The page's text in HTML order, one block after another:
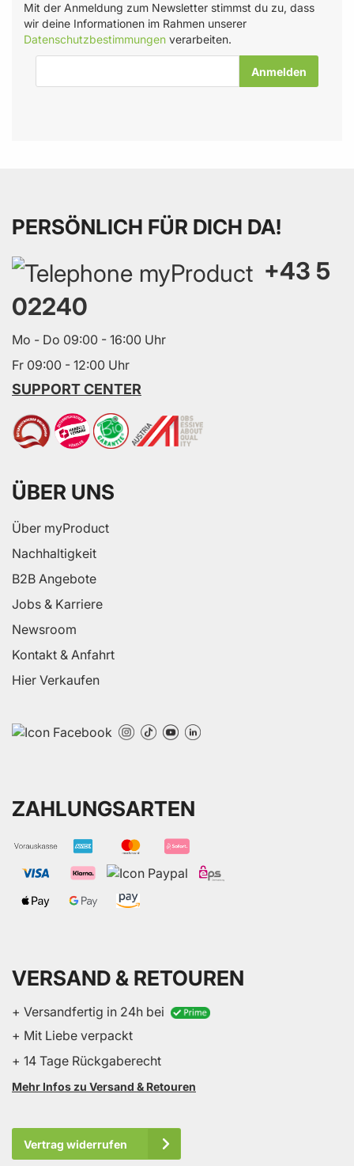
Mit der Anmeldung zum Newsletter stimmst du zu, dass
wir deine Informationen im Rahmen unserer
Datenschutzbestimmungen verarbeiten.
PERSÖNLICH FÜR DICH DA!
+43 5
02240
Mo - Do 09:00 - 16:00 Uhr
Fr 09:00 - 12:00 Uhr
SUPPORT CENTER
ÜBER UNS
Über myProduct
Nachhaltigkeit
B2B Angebote
Jobs & Karriere
Newsroom
Kontakt & Anfahrt
Hier Verkaufen
ZAHLUNGSARTEN
VERSAND & RETOUREN
+ Versandfertig in 24h bei
+ Mit Liebe verpackt
+ 14 Tage Rückgaberecht
Mehr Infos zu Versand & Retouren
Vertrag widerrufen